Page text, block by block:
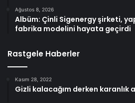
Ağustos 8, 2026
Albüm: Çinli Sigenergy şirketi,
fabrika modelini hayata geçirdi
Rastgele Haberler
Kasım 28, 2022
Gizli kalacağım derken karanlık